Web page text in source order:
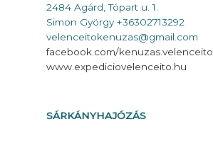
2484 Agárd, Tópart u. 1.
Simon György +36302713292
velenceitokenuzas@gmail.com
facebook.com/kenuzas.velenceito
www.expediciovelenceito.hu
SÁRKÁNYHAJÓZÁS